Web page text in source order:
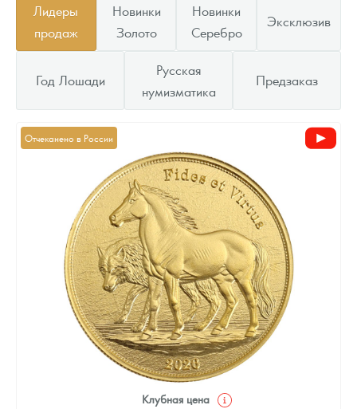
Лидеры
продаж
Новинки
Золото
Новинки
Серебро
Эксклюзив
Год Лошади
Русская
нумизматика
Предзаказ
Отчеканено в России
Клубная цена